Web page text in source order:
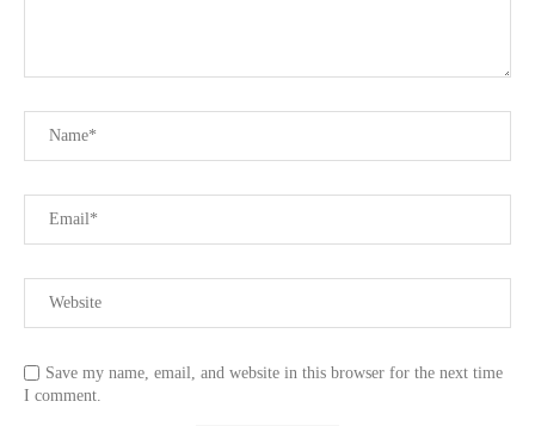
Save my name, email, and website in this browser for the next time
I comment.